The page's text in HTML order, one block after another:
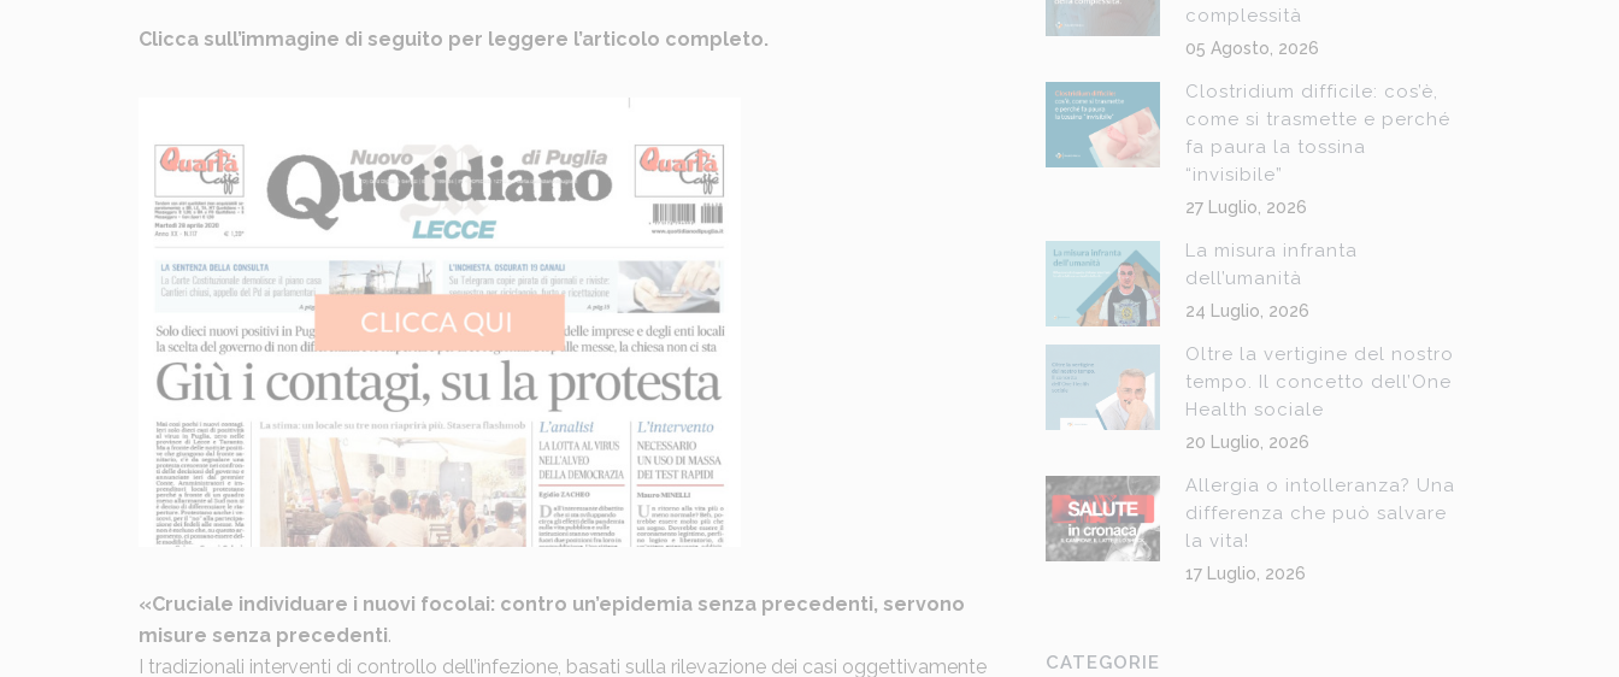
Clicca sull’immagine di seguito per leggere l’articolo completo.
«Cruciale individuare i nuovi focolai: contro un’epidemia senza precedenti, servono
misure senza precedenti.
I tradizionali interventi di controllo dell’infezione, basati sulla rilevazione dei casi oggettivamente
complessità
05 Agosto, 2026
Clostridium difficile: cos’è,
come si trasmette e perché
fa paura la tossina
“invisibile”
27 Luglio, 2026
La misura infranta
dell’umanità
24 Luglio, 2026
Oltre la vertigine del nostro
tempo. Il concetto dell’One
Health sociale
20 Luglio, 2026
Allergia o intolleranza? Una
differenza che può salvare
la vita!
17 Luglio, 2026
CATEGORIE